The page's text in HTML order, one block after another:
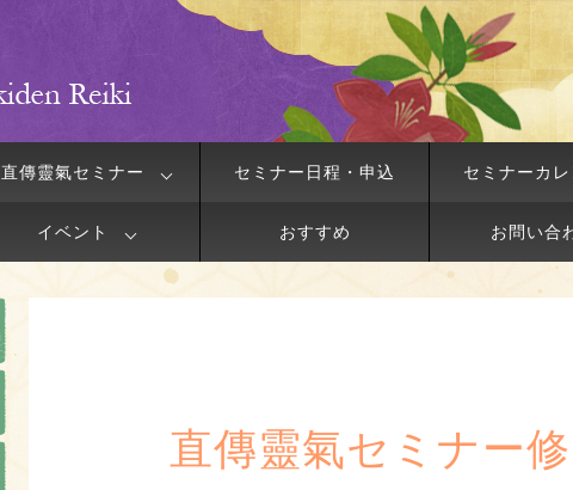
直傳靈氣セミナー セミナー日程・申込 セミナーカ
イベント おすすめ お問い合
直傳靈氣セミナー